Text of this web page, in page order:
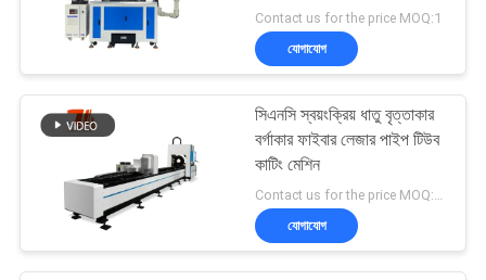
Contact us for the price MOQ:1
যোগাযোগ
সিএনসি স্বয়ংক্রিয় ধাতু বৃত্তাকার
বর্গাকার ফাইবার লেজার পাইপ টিউব
কাটিং মেশিন
যোগাযোগ